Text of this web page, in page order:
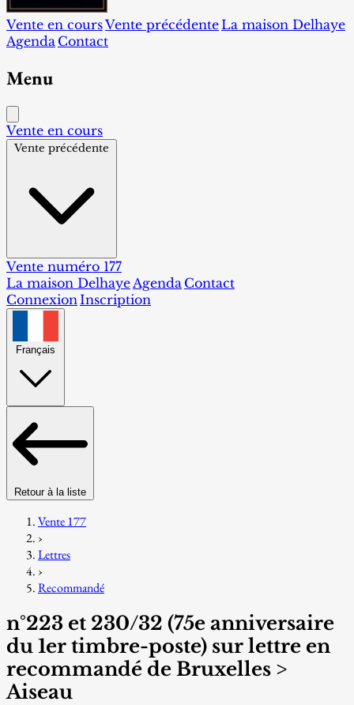
Vente en coursVente précédente La maison Delhaye
Agenda Contact
Menu
Vente en cours
Vente précédente
Vente numéro 177
La maison DelhayeAgenda Contact
ConnexionInscription
Français
Retour à la liste
Vente 177
›
Lettres
›
Recommandé
n°223 et 230/32 (75e anniversaire
du 1er timbre-poste) sur lettre en
recommandé de Bruxelles >
Aiseau